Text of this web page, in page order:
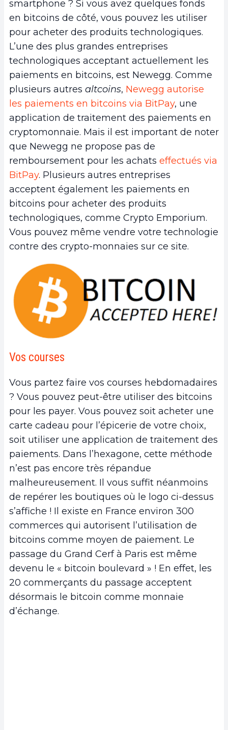
smartphone ? Si vous avez quelques fonds
en bitcoins de côté, vous pouvez les utiliser
pour acheter des produits technologiques.
L’une des plus grandes entreprises
technologiques acceptant actuellement les
paiements en bitcoins, est Newegg. Comme
plusieurs autres altcoins, Newegg autorise
les paiements en bitcoins via BitPay, une
application de traitement des paiements en
cryptomonnaie. Mais il est important de noter
que Newegg ne propose pas de
remboursement pour les achats effectués via
BitPay. Plusieurs autres entreprises
acceptent également les paiements en
bitcoins pour acheter des produits
technologiques, comme Crypto Emporium.
Vous pouvez même vendre votre technologie
contre des crypto-monnaies sur ce site.
Vos courses
Vous partez faire vos courses hebdomadaires
? Vous pouvez peut-être utiliser des bitcoins
pour les payer. Vous pouvez soit acheter une
carte cadeau pour l’épicerie de votre choix,
soit utiliser une application de traitement des
paiements. Dans l’hexagone, cette méthode
n’est pas encore très répandue
malheureusement. Il vous suffit néanmoins
de repérer les boutiques où le logo ci-dessus
s’affiche ! Il existe en France environ 300
commerces qui autorisent l’utilisation de
bitcoins comme moyen de paiement. Le
passage du Grand Cerf à Paris est même
devenu le « bitcoin boulevard » ! En effet, les
20 commerçants du passage acceptent
désormais le bitcoin comme monnaie
d’échange.